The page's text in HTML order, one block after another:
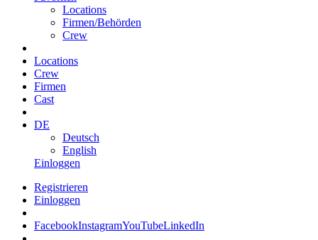
Locations
Firmen/Behörden
Crew
Locations
Crew
Firmen
Cast
DE
Deutsch
English
Einloggen
Registrieren
Einloggen
FacebookInstagramYouTubeLinkedIn